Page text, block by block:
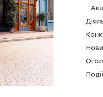
Події